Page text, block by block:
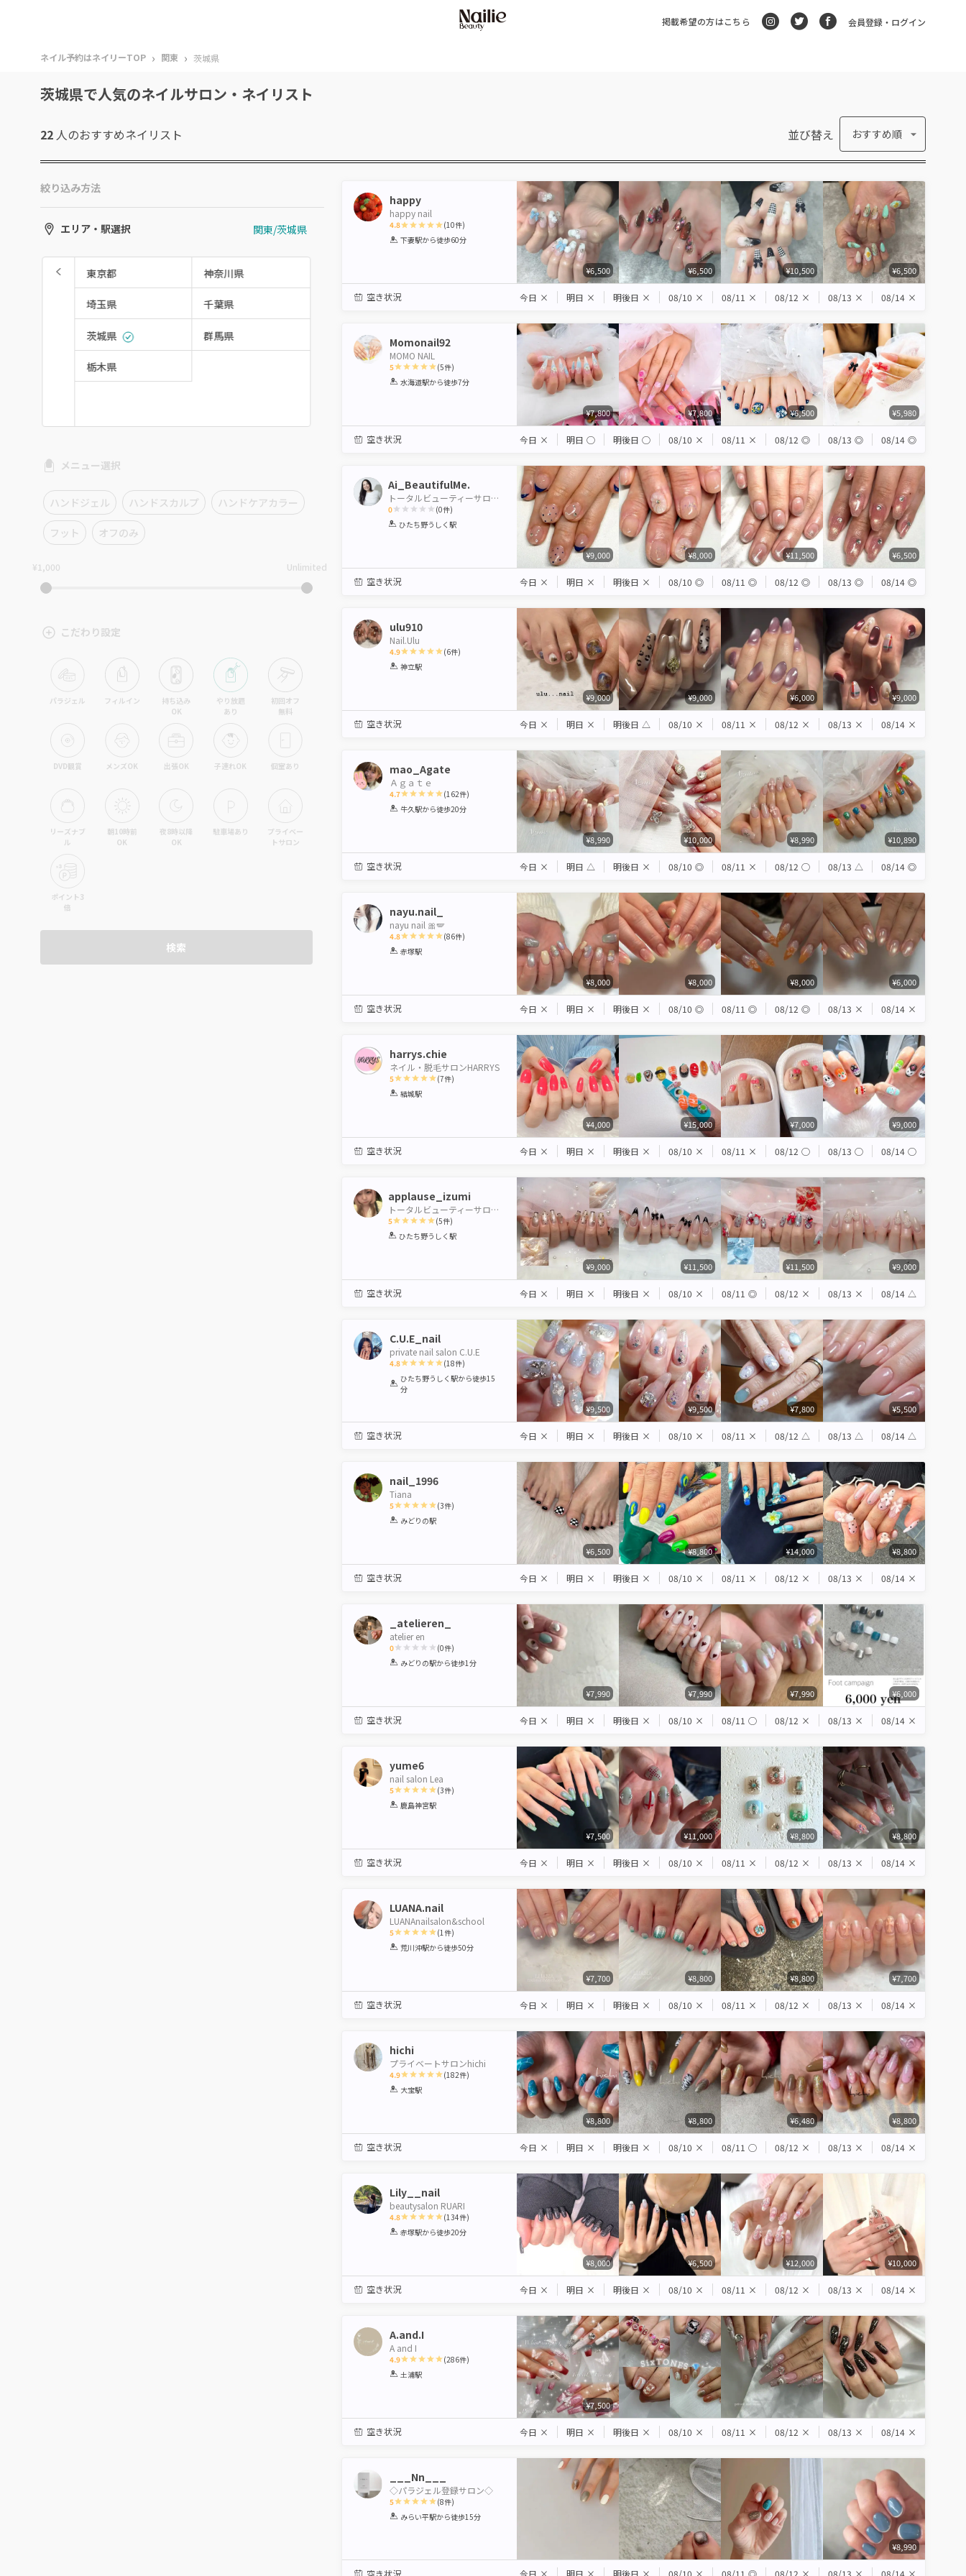
掲載希望の方はこちら 会員登録・ログイン
ネイル予約はネイリーTOP › 関東 › 茨城県
茨城県で人気のネイルサロン・ネイリスト
22 人のおすすめネイリスト 並び替え おすすめ順
絞り込み方法
エリア・駅選択 関東/茨城県
東京都 神奈川県
埼玉県 千葉県
茨城県 群馬県
栃木県
エリアから選ぶ
メニュー選択
ハンドジェル ハンドスカルプ ハンドケアカラー
フット オフのみ
¥1,000 Unlimited
こだわり設定
パラジェル フィルイン
持ち込み
OK
やり放題
あり
初回オフ
無料
DVD観賞 メンズOK 出張OK 子連れOK 個室あり
リーズナブ
ル
朝10時前
OK
夜8時以降
OK
駐車場あり
プライベー
トサロン
ポイント3
倍
検索
happy
happy nail
4.8
1 2 3 4 5
(10件)
下妻駅から徒歩60分
¥6,500 ¥6,500 ¥10,500 ¥6,500
空き状況 今日 × 明日 × 明後日 × 08/10 × 08/11 × 08/12 × 08/13 × 08/14 ×
Momonail92
MOMO NAIL
5
1 2 3 4 5
(5件)
水海道駅から徒歩7分
¥7,800 ¥7,800 ¥6,500 ¥5,980
空き状況 今日 × 明日 ◯ 明後日 ◯ 08/10 × 08/11 × 08/12 ◎ 08/13 ◎ 08/14 ◎
Ai_BeautifulMe.
トータルビューティーサロンBeautiful Me,牛久店
0
1 2 3 4 5
(0件)
ひたち野うしく駅
¥9,000 ¥8,000 ¥11,500 ¥6,500
空き状況 今日 × 明日 × 明後日 × 08/10 ◎ 08/11 ◎ 08/12 ◎ 08/13 ◎ 08/14 ◎
ulu910
Nail.Ulu
4.9
1 2 3
(6件)
神立駅
¥9,000 ¥9,000 ¥6,000 ¥9,000
空き状況 今日 × 明日 × 明後日 △ 08/10 × 08/11 × 08/12 × 08/13 × 08/14 ×
mao_Agate
Ａｇａｔｅ
4.7
1 2 3 4 5
(162件)
牛久駅から徒歩20分
¥8,990 ¥10,000 ¥8,990 ¥10,890
空き状況 今日 × 明日 △ 明後日 × 08/10 ◎ 08/11 × 08/12 ◯ 08/13 △ 08/14 ◎
nayu.nail_
nayu nail 🎀🪽
4.8
1 2 3
(86件)
赤塚駅
¥8,000 ¥8,000 ¥8,000 ¥6,000
空き状況 今日 × 明日 × 明後日 × 08/10 ◎ 08/11 ◎ 08/12 ◎ 08/13 × 08/14 ×
harrys.chie
ネイル・脱毛サロンHARRYS
5
1 2 3 4
(7件)
結城駅
¥4,000 ¥15,000 ¥7,000 ¥9,000
空き状況 今日 × 明日 × 明後日 × 08/10 × 08/11 × 08/12 ◯ 08/13 ◯ 08/14 ◯
applause_izumi
トータルビューティーサロンBeautiful Me,牛久店
5
1 2 3 4 5
(5件)
ひたち野うしく駅
¥9,000 ¥11,500 ¥11,500 ¥9,000
空き状況 今日 × 明日 × 明後日 × 08/10 × 08/11 ◎ 08/12 × 08/13 × 08/14 △
C.U.E_nail
private nail salon C.U.E
4.8
1
Star
2 3 4 5
(18件)
ひたち野うしく駅から徒歩15
分
¥9,500 ¥9,500 ¥7,800 ¥5,500
空き状況 今日 × 明日 × 明後日 × 08/10 × 08/11 × 08/12 △ 08/13 △ 08/14 △
nail_1996
Tiana
5
1 2 3 4 5
(3件)
みどりの駅
¥6,500 ¥8,800 ¥14,000 ¥8,800
空き状況 今日 × 明日 × 明後日 × 08/10 × 08/11 × 08/12 × 08/13 × 08/14 ×
_atelieren_
atelier en
0
1 2 3 4 5
(0件)
みどりの駅から徒歩1分
¥7,990 ¥7,990 ¥7,990 ¥6,000
空き状況 今日 × 明日 × 明後日 × 08/10 × 08/11 ◯ 08/12 × 08/13 × 08/14 ×
yume6
nail salon Lea
5
1 2 3 4 5
(3件)
鹿島神宮駅
¥7,500 ¥11,000 ¥8,800 ¥8,800
空き状況 今日 × 明日 × 明後日 × 08/10 × 08/11 × 08/12 × 08/13 × 08/14 ×
LUANA.nail
LUANAnailsalon&school
5
1 2 3 4 5
(1 件)
荒川沖駅から徒歩50分
¥7,700 ¥8,800 ¥8,800 ¥7,700
空き状況 今日 × 明日 × 明後日 × 08/10 × 08/11 × 08/12 × 08/13 × 08/14 ×
hichi
プライベートサロンhichi
4.9
1 2 3
(182件)
大宝駅
¥8,800 ¥8,800 ¥6,480 ¥8,800
空き状況 今日 × 明日 × 明後日 × 08/10 × 08/11 ◯ 08/12 × 08/13 × 08/14 ×
Lily__nail
beautysalon RUARI
4.8
1 2 3 4 5
(134件)
赤塚駅から徒歩20分
¥8,000 ¥6,500 ¥12,000 ¥10,000
空き状況 今日 × 明日 × 明後日 × 08/10 × 08/11 × 08/12 × 08/13 × 08/14 ×
A.and.I
A and I
4.9
1 2 3
(286件)
土浦駅
¥7,500
空き状況 今日 × 明日 × 明後日 × 08/10 × 08/11 × 08/12 × 08/13 × 08/14 ×
___Nn___
◇パラジェル登録サロン◇
5
1 2 3 4 5
(8件)
みらい平駅から徒歩15分
¥8,990
空き状況